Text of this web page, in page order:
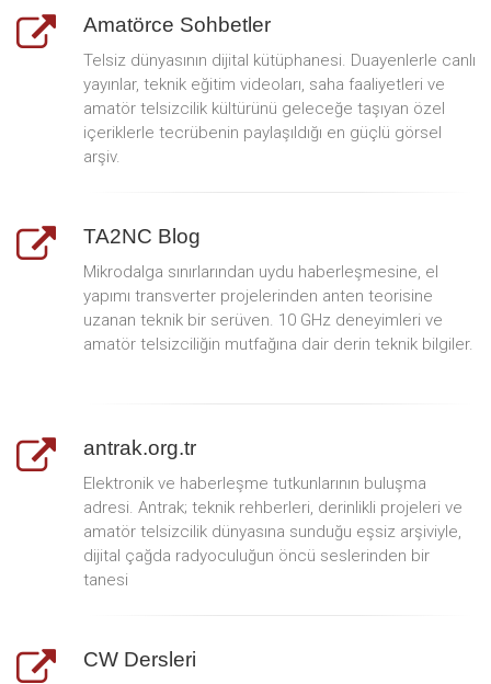
Amatörce Sohbetler
Telsiz dünyasının dijital kütüphanesi. Duayenlerle canlı
yayınlar, teknik eğitim videoları, saha faaliyetleri ve
amatör telsizcilik kültürünü geleceğe taşıyan özel
içeriklerle tecrübenin paylaşıldığı en güçlü görsel
arşiv.
TA2NC Blog
Mikrodalga sınırlarından uydu haberleşmesine, el
yapımı transverter projelerinden anten teorisine
uzanan teknik bir serüven. 10 GHz deneyimleri ve
amatör telsizciliğin mutfağına dair derin teknik bilgiler.
antrak.org.tr
Elektronik ve haberleşme tutkunlarının buluşma
adresi. Antrak; teknik rehberleri, derinlikli projeleri ve
amatör telsizcilik dünyasına sunduğu eşsiz arşiviyle,
dijital çağda radyoculuğun öncü seslerinden bir
tanesi
CW Dersleri